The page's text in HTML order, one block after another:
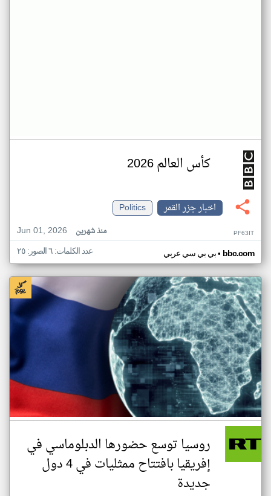
كأس العالم 2026
اخبار جزر القمر
Politics
Jun 01, 2026
منذ شهرين PF63IT
بي بي سي عربي• bbc.com عدد الكلمات: ٦ الصور: ٢٥
روسيا توسع حضورها الدبلوماسي في
إفريقيا بافتتاح ممثليات في 4 دول
جديدة